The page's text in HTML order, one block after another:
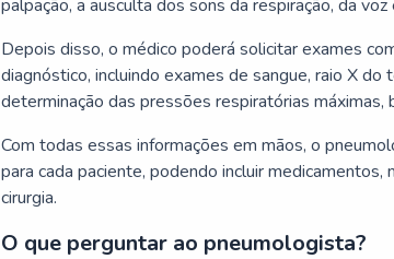
palpação, a ausculta dos sons da respiração, da
Depois disso, o médico poderá solicitar exames
diagnóstico, incluindo exames de sangue, raio X do
determinação das pressões respiratórias máximas,
Com todas essas informações em mãos, o
para cada paciente, podendo incluir
cirurgia.
O que perguntar ao pneumologista?